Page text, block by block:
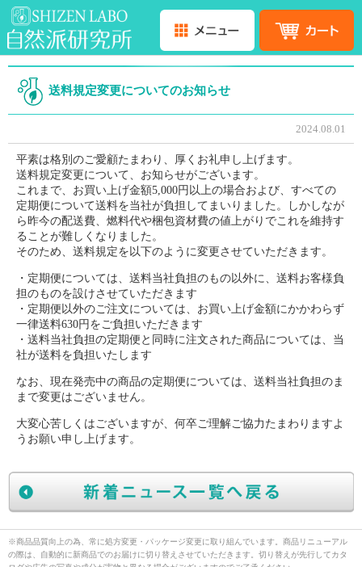
送料規定変更についてのお知らせ
2024.08.01
平素は格別のご愛顧たまわり、厚くお礼申し上げます。
送料規定変更について、お知らせがございます。
これまで、お買い上げ金額5,000円以上の場合および、すべての
定期便について送料を当社が負担してまいりました。しかしなが
ら昨今の配送費、燃料代や梱包資材費の値上がりでこれを維持す
ることが難しくなりました。
そのため、送料規定を以下のように変更させていただきます。
・定期便については、送料当社負担のもの以外に、送料お客様負
担のものを設けさせていただきます
・定期便以外のご注文については、お買い上げ金額にかかわらず
一律送料630円をご負担いただきます
・送料当社負担の定期便と同時に注文された商品については、当
社が送料を負担いたします
なお、現在発売中の商品の定期便については、送料当社負担のま
まで変更はございません。
大変心苦しくはございますが、何卒ご理解ご協力たまわりますよ
うお願い申し上げます。
※商品品質向上の為、常に処方変更・パッケージ変更に取り組んでいます。商品リニューアル
の際は、自動的に新商品でのお届けに切り替えさせていただきます。切り替えが先行してカタ